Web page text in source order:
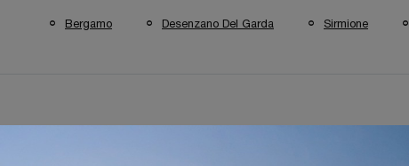
Bergamo Desenzano Del Garda Sirmione